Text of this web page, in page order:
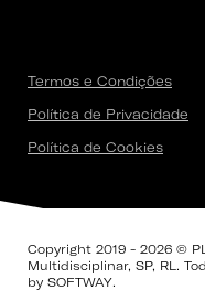
Termos e Condições
Política de Privacidade
Política de Cookies
Copyright 2019 - 2026 ©
Multidisciplinar, SP, RL.
by SOFTWAY.